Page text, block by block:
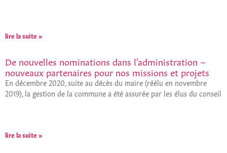
lire la suite »
De nouvelles nominations dans l’administration –
nouveaux partenaires pour nos missions et projets
En décembre 2020, suite au décès du maire (réélu en novembre
2019), la gestion de la commune a été assurée par les élus du conseil
lire la suite »